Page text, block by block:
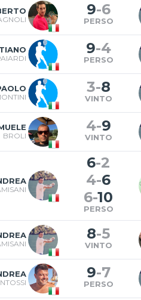
9-6
PERSO
9-4
PERSO
3-8
VINTO
BROLI
4-9
VINTO
6-2
4-6
6-10
PERSO
8-5
VINTO
9-7
PERSO